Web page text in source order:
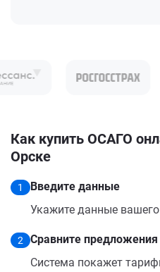
Как купить ОСАГО
Орске
1
Введите данные
Укажите данные вашего
2
Сравните предложения
Система покажет